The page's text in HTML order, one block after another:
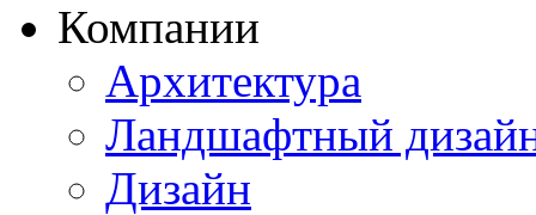
Компании
Архитектура
Ландшафтный
Дизайн